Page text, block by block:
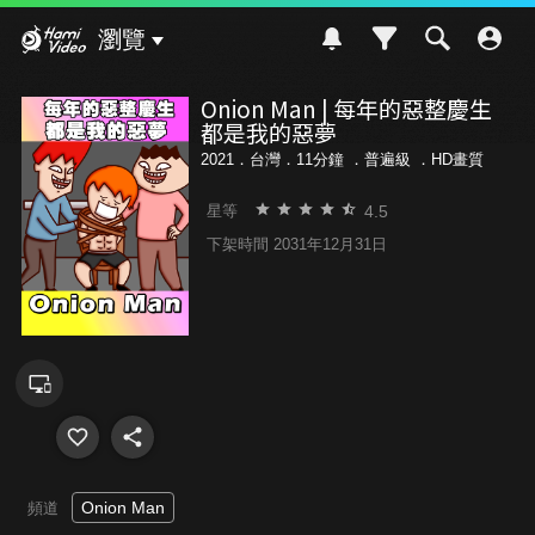
瀏覽
Onion Man | 每年的惡整慶生
都是我的惡夢
2021．台灣．11分鐘 ． 普遍級 ．HD畫質
星等 4.5
下架時間 2031年12月31日
頻道 Onion Man